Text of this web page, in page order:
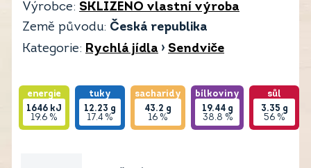
Výrobce: SKLIZENO vlastní výroba
Země původu: Česká republika
Kategorie: Rychlá jídla › Sendviče
energie
1646 kJ
19.6 %
tuky
12.23 g
17.4 %
sacharidy
43.2 g
16 %
bílkoviny
19.44 g
38.8 %
sůl
3.35 g
56 %